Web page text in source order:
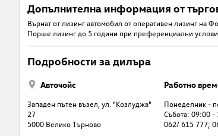
Допълнителна информация от
Върнат от лизинг автомобил от оперативен лизинг на
Порше лизинг до 5 години при преференциални
Подробности за дилъра
Авточойс
Западен пътен възел, ул. "Козлуджа"
27
5000 Велико Търново
Работно
Понеделник -
Събота: 09:00 -
062/ 615 777;